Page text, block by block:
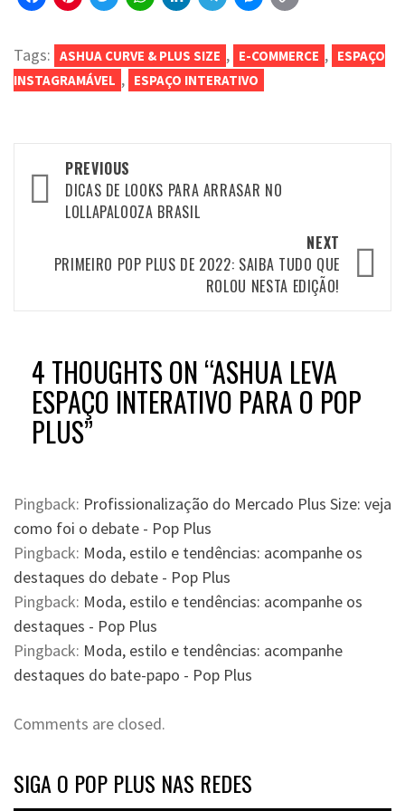
Tags: ASHUA CURVE & PLUS SIZE , E-COMMERCE , ESPAÇO
INSTAGRAMÁVEL , ESPAÇO INTERATIVO
Post
navigation
PREVIOUS
DICAS DE LOOKS PARA ARRASAR NO
LOLLAPALOOZA BRASIL
NEXT
PRIMEIRO POP PLUS DE 2022: SAIBA TUDO QUE
ROLOU NESTA EDIÇÃO!
4 THOUGHTS ON “ASHUA LEVA
ESPAÇO INTERATIVO PARA O POP
PLUS”
Pingback: Profissionalização do Mercado Plus Size: veja
como foi o debate - Pop Plus
Pingback: Moda, estilo e tendências: acompanhe os
destaques do debate - Pop Plus
Pingback: Moda, estilo e tendências: acompanhe os
destaques - Pop Plus
Pingback: Moda, estilo e tendências: acompanhe
destaques do bate-papo - Pop Plus
Comments are closed.
SIGA O POP PLUS NAS REDES